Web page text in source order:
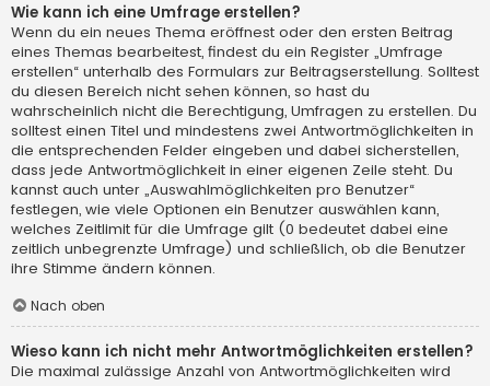
Wie kann ich eine Umfrage erstellen?
Wenn du ein neues Thema eröffnest oder den ersten Beitrag
eines Themas bearbeitest, findest du ein Register „Umfrage
erstellen“ unterhalb des Formulars zur Beitragserstellung. Solltest
du diesen Bereich nicht sehen können, so hast du
wahrscheinlich nicht die Berechtigung, Umfragen zu erstellen. Du
solltest einen Titel und mindestens zwei Antwortmöglichkeiten in
die entsprechenden Felder eingeben und dabei sicherstellen,
dass jede Antwortmöglichkeit in einer eigenen Zeile steht. Du
kannst auch unter „Auswahlmöglichkeiten pro Benutzer“
festlegen, wie viele Optionen ein Benutzer auswählen kann,
welches Zeitlimit für die Umfrage gilt (0 bedeutet dabei eine
zeitlich unbegrenzte Umfrage) und schließlich, ob die Benutzer
ihre Stimme ändern können.
Nach oben
Wieso kann ich nicht mehr Antwortmöglichkeiten erstellen?
Die maximal zulässige Anzahl von Antwortmöglichkeiten wird